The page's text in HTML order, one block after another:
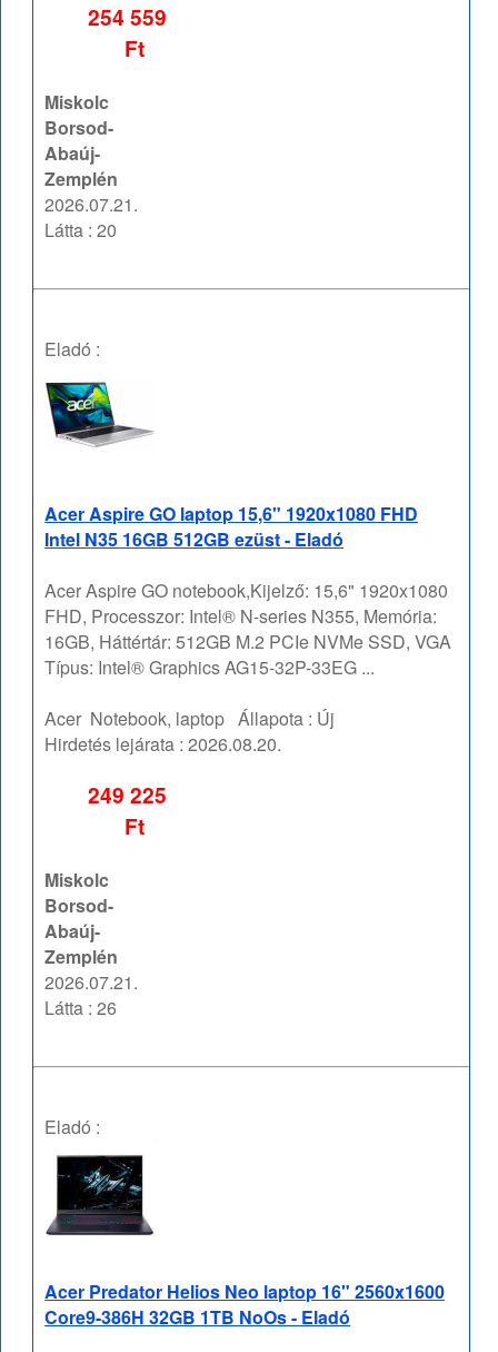
254 559
Ft
Miskolc
Borsod-
Abaúj-
Zemplén
2026.07.21.
Látta : 20
Eladó :
Acer Aspire GO laptop 15,6" 1920x1080 FHD
Intel N35 16GB 512GB ezüst - Eladó
Acer Aspire GO notebook,Kijelző: 15,6" 1920x1080
FHD, Processzor: Intel® N-series N355, Memória:
16GB, Háttértár: 512GB M.2 PCIe NVMe SSD, VGA
Típus: Intel® Graphics AG15-32P-33EG ...
Acer Notebook, laptop Állapota : Új
Hirdetés lejárata :2026.08.20.
249 225
Ft
Miskolc
Borsod-
Abaúj-
Zemplén
2026.07.21.
Látta : 26
Eladó :
Acer Predator Helios Neo laptop 16" 2560x1600
Core9-386H 32GB 1TB NoOs - Eladó